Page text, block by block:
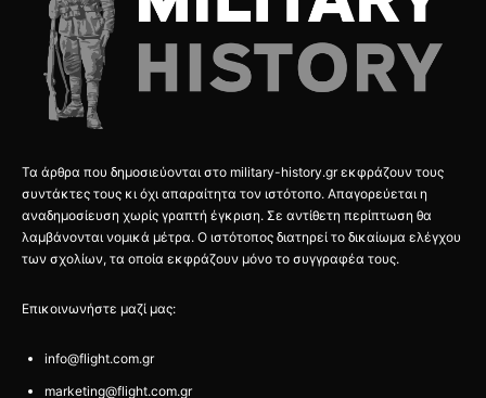
Τα άρθρα που δημοσιεύονται στο military-history.gr εκφράζουν τους
συντάκτες τους κι όχι απαραίτητα τον ιστότοπο. Απαγορεύεται η
αναδημοσίευση χωρίς γραπτή έγκριση. Σε αντίθετη περίπτωση θα
λαμβάνονται νομικά μέτρα. Ο ιστότοπος διατηρεί το δικαίωμα ελέγχου
των σχολίων, τα οποία εκφράζουν μόνο το συγγραφέα τους.
Επικοινωνήστε μαζί μας:
info@flight.com.gr
marketing@flight.com.gr